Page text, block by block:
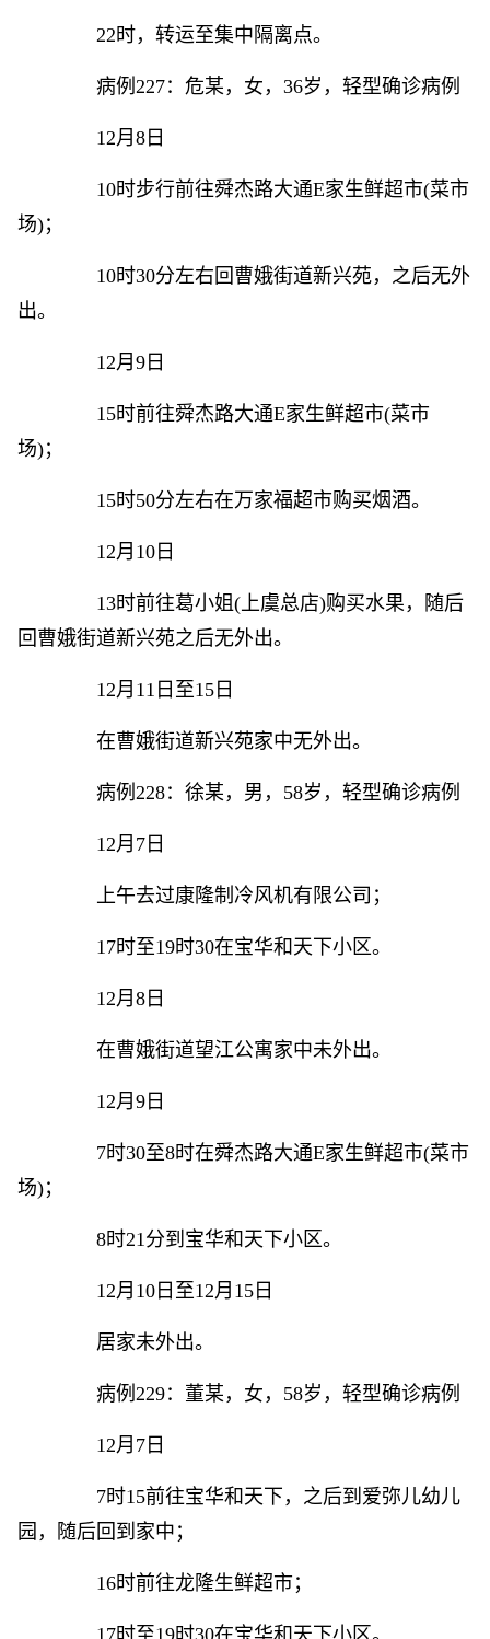
22时，转运至集中隔离点。
病例227：危某，女，36岁，轻型确诊病例
12月8日
10时步行前往舜杰路大通E家生鲜超市(菜市
场)；
10时30分左右回曹娥街道新兴苑，之后无外
出。
12月9日
15时前往舜杰路大通E家生鲜超市(菜市
场)；
15时50分左右在万家福超市购买烟酒。
12月10日
13时前往葛小姐(上虞总店)购买水果，随后
回曹娥街道新兴苑之后无外出。
12月11日至15日
在曹娥街道新兴苑家中无外出。
病例228：徐某，男，58岁，轻型确诊病例
12月7日
上午去过康隆制冷风机有限公司；
17时至19时30在宝华和天下小区。
12月8日
在曹娥街道望江公寓家中未外出。
12月9日
7时30至8时在舜杰路大通E家生鲜超市(菜市
场)；
8时21分到宝华和天下小区。
12月10日至12月15日
居家未外出。
病例229：董某，女，58岁，轻型确诊病例
12月7日
7时15前往宝华和天下，之后到爱弥儿幼儿
园，随后回到家中；
16时前往龙隆生鲜超市；
17时至19时30在宝华和天下小区。